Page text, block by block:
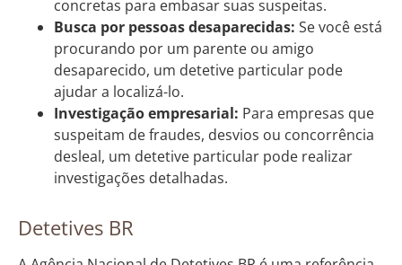
concretas para embasar suas suspeitas.
Busca por pessoas desaparecidas: Se você está
procurando por um parente ou amigo
desaparecido, um detetive particular pode
ajudar a localizá-lo.
Investigação empresarial: Para empresas que
suspeitam de fraudes, desvios ou concorrência
desleal, um detetive particular pode realizar
investigações detalhadas.
Detetives BR